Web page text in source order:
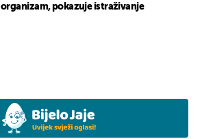
organizam, pokazuje istraživanje